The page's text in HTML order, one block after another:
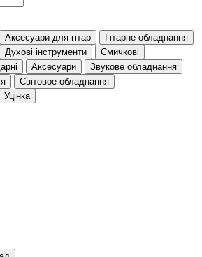
Аксесуари для гітар
Гітарне обладнання
Духові інструменти
Смичкові
Аксесуари
Звукове обладнання
Світовое обладнання
Уцінка